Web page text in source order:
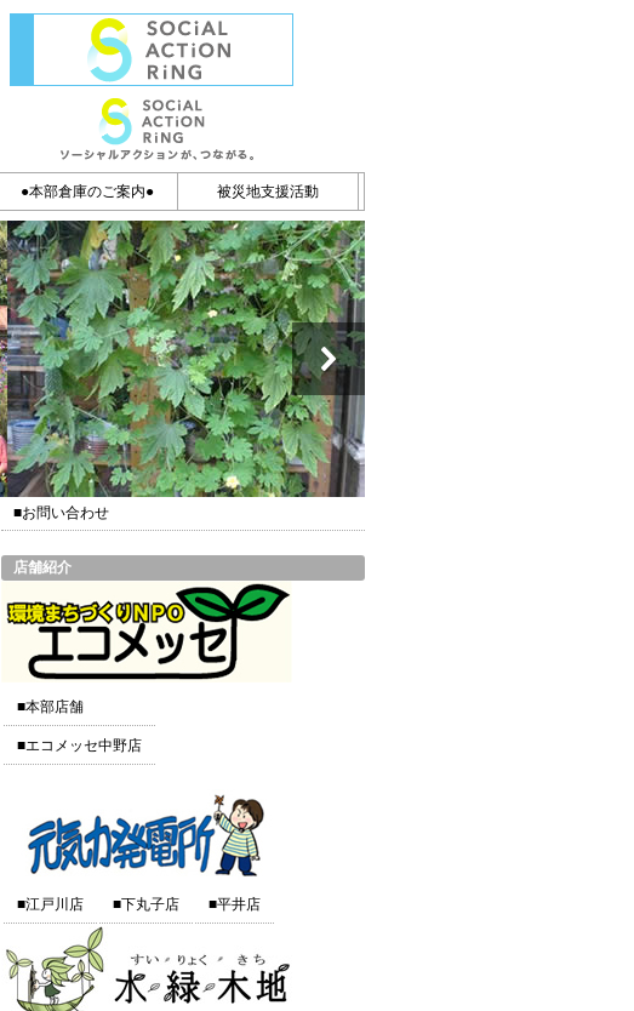
●本部倉庫のご案内● 被災地支援活動
■お問い合わせ
店舗紹介
■本部店舗
■エコメッセ中野店
■江戸川店 ■下丸子店 ■平井店